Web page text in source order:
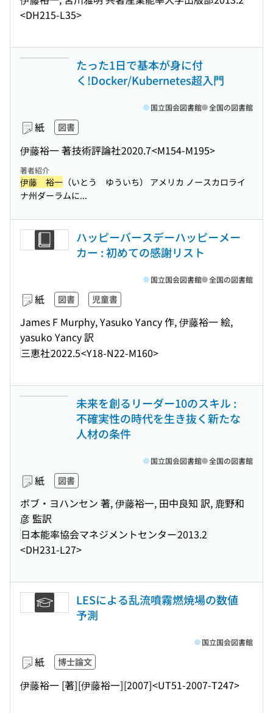
<DH215-L35>
たった1日で基本が身に付
く!Docker/Kubernetes超入門
紙 図書
伊藤裕一 著技術評論社2020.7<M154-M195>
国立国会図書館 全国の図書館
著者紹介
伊藤 裕一 （いとう ゆういち） アメリカ ノースカロライ
ナ州ダーラムに...
ハッピーバースデーハッピーメー
カー : 初めての感謝リスト
紙 図書 児童書
James F Murphy, Yasuko Yancy 作, 伊藤裕一 絵,
yasuko Yancy 訳
三恵社2022.5<Y18-N22-M160>
国立国会図書館 全国の図書館
未来を創るリーダー10のスキル :
不確実性の時代を生き抜く新たな
人材の条件
紙 図書
ボブ・ヨハンセン 著, 伊藤裕一, 田中良知 訳, 鹿野和
彦 監訳
日本能率協会マネジメントセンター2013.2
<DH231-L27>
国立国会図書館 全国の図書館
LESによる乱流噴霧燃焼場の数値
予測
紙 博士論文
伊藤裕一 [著][伊藤裕一][2007]<UT51-2007-T247>
国立国会図書館